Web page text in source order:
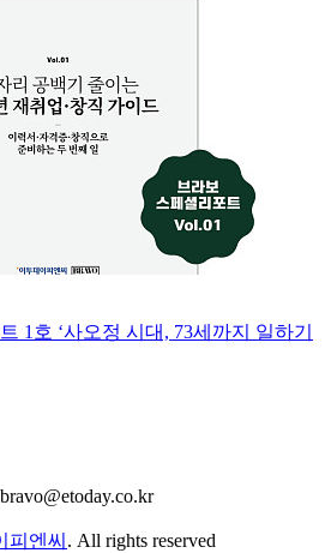
1호 ‘사오정 시대, 73세까지 일하기
피엔씨 . All rights reserved